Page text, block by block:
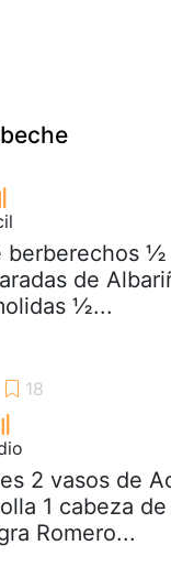
berberechos
de
½...
2 vasos de
1 cabeza
Romero...